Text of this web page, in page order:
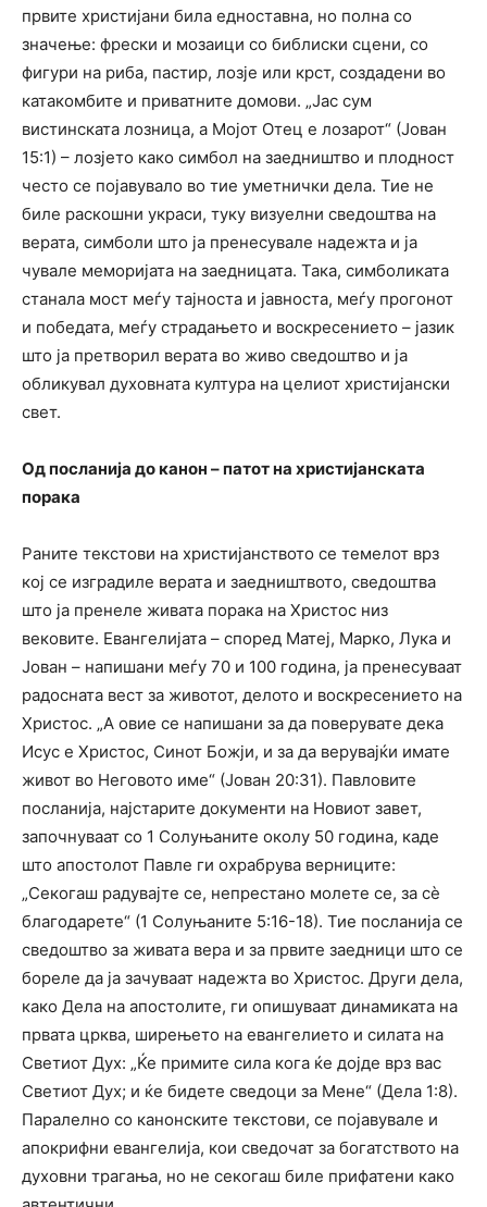
првите христијани била едноставна, но полна со
значење: фрески и мозаици со библиски сцени, со
фигури на риба, пастир, лозје или крст, создадени во
катакомбите и приватните домови. „Јас сум
вистинската лозница, а Мојот Отец е лозарот“ (Јован
15:1) – лозјето како симбол на заедништво и плодност
често се појавувало во тие уметнички дела. Тие не
биле раскошни украси, туку визуелни сведоштва на
верата, симболи што ја пренесувале надежта и ја
чувале меморијата на заедницата. Така, симболиката
станала мост меѓу тајноста и јавноста, меѓу прогонот
и победата, меѓу страдањето и воскресението – јазик
што ја претворил верата во живо сведоштво и ја
обликувал духовната култура на целиот христијански
свет.
Од посланија до канон – патот на христијанската
порака
Раните текстови на христијанството се темелот врз
кој се изградиле верата и заедништвото, сведоштва
што ја пренеле живата порака на Христос низ
вековите. Евангелијата – според Матеј, Марко, Лука и
Јован – напишани меѓу 70 и 100 година, ја пренесуваат
радосната вест за животот, делото и воскресението на
Христос. „А овие се напишани за да поверувате дека
Исус е Христос, Синот Божји, и за да верувајќи имате
живот во Неговото име“ (Јован 20:31). Павловите
посланија, најстарите документи на Новиот завет,
започнуваат со 1 Солуњаните околу 50 година, каде
што апостолот Павле ги охрабрува верниците:
„Секогаш радувајте се, непрестано молете се, за сè
благодарете“ (1 Солуњаните 5:16-18). Тие посланија се
сведоштво за живата вера и за првите заедници што се
бореле да ја зачуваат надежта во Христос. Други дела,
како Дела на апостолите, ги опишуваат динамиката на
првата црква, ширењето на евангелието и силата на
Светиот Дух: „Ќе примите сила кога ќе дојде врз вас
Светиот Дух; и ќе бидете сведоци за Мене“ (Дела 1:8).
Паралелно со канонските текстови, се појавувале и
апокрифни евангелија, кои сведочат за богатството на
духовни трагања, но не секогаш биле прифатени како